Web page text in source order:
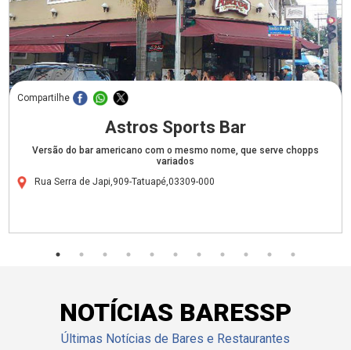
Compartilhe
Astros Sports Bar
Versão do bar americano com o mesmo nome, que serve chopps
variados
Rua Serra de Japi,909-Tatuapé,03309-000
NOTÍCIAS BARESSP
Últimas Notícias de Bares e Restaurantes